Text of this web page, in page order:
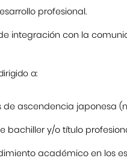
profesional.
integración con la
a:
de ascendencia japonesa
bachiller y/o título
académico en los